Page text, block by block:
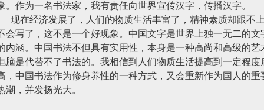
。作为一名书法家，我有责任向世界宣传汉字，传播汉字。
现在经济发展了，人们的物质生活丰富了，精神素质却跟不
会写了，这不是一个好现象。中国文字是世界上独一无二的
内涵。中国书法不但具有实用性，本身是一种高尚和高级的
脑是代替不了书法的。我相信到人们物质生活提高到一定程
，中国书法作为修身养性的一种方式，又会重新作为国人的
潮，并发扬光大。